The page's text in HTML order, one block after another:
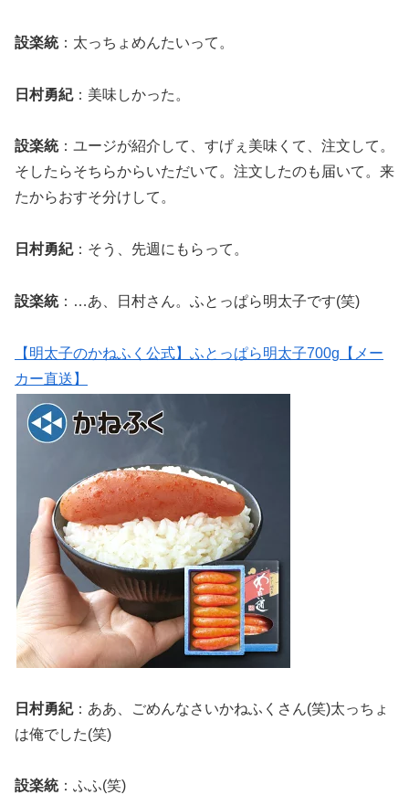
設楽統：太っちょめんたいって。
日村勇紀：美味しかった。
設楽統：ユージが紹介して、すげぇ美味くて、注文して。
そしたらそちらからいただいて。注文したのも届いて。来
たからおすそ分けして。
日村勇紀：そう、先週にもらって。
設楽統：…あ、日村さん。ふとっぱら明太子です(笑)
【明太子のかねふく公式】ふとっぱら明太子700g【メー
カー直送】
日村勇紀：ああ、ごめんなさいかねふくさん(笑)太っちょ
は俺でした(笑)
設楽統：ふふ(笑)